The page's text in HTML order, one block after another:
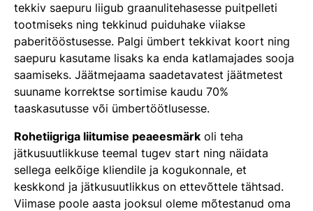
tekkiv saepuru liigub graanulitehasesse puitpelleti
tootmiseks ning tekkinud puiduhake viiakse
paberitööstusesse. Palgi ümbert tekkivat koort ning
saepuru kasutame lisaks ka enda katlamajades sooja
saamiseks. Jäätmejaama saadetavatest jäätmetest
suuname korrektse sortimise kaudu 70%
taaskasutusse või ümbertöötlusesse.
Rohetiigriga liitumise peaeesmärk oli teha
jätkusuutlikkuse teemal tugev start ning näidata
sellega eelkõige kliendile ja kogukonnale, et
keskkond ja jätkusuutlikkus on ettevõttele tähtsad.
Viimase poole aasta jooksul oleme mõtestanud oma